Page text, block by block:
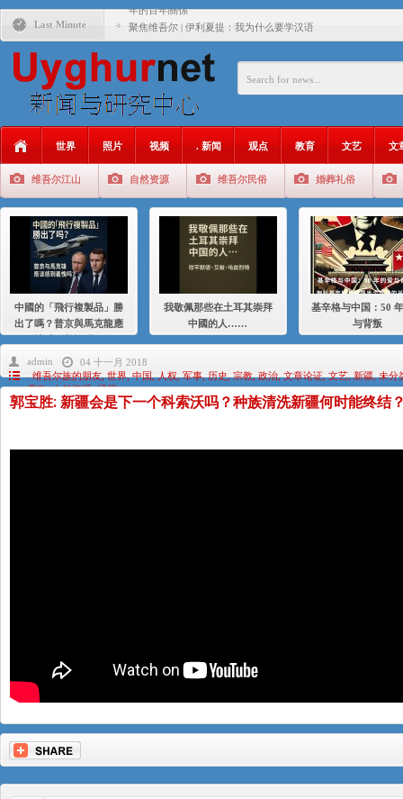
Last Minute
年的百年關係
聚焦维吾尔 | 伊利夏提：我为什么要学汉语
大一统情结使魏京生失去理智 / 伊利夏提
伊利夏提：维吾尔种族灭绝
伊利夏提：满目苍夷2020，难见彼岸2021
世界 照片 视频 . 新闻 观点 教育 文艺 文
维吾尔江山 自然资源 维吾尔民俗 婚葬礼俗
中國的「飛行複製品」勝
出了嗎？普京與馬克龍應
我敬佩那些在土耳其崇拜
中國的人……
基辛格与中国：50
与背叛
admin
04 十一月 2018
. 维吾尔族的朋友,世界,中国,人权,军事,历史,宗教,政治,文章论证,文艺,新疆,未分
腐败,自然资源,视频
郭宝胜: 新疆会是下一个科索沃吗？种族清洗新疆何时能终结